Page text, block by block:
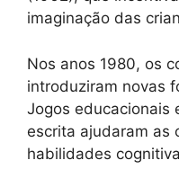
imaginação das
Nos anos 1980, os
introduziram novas
Jogos educacionais
escrita ajudaram as
habilidades